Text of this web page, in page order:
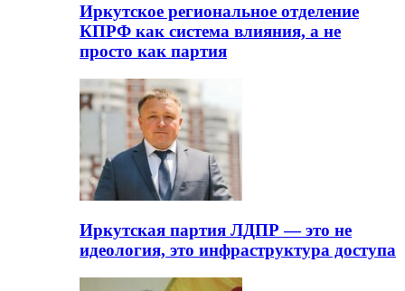
Иркутское региональное отделение
КПРФ как система влияния, а не
просто как партия
Иркутская партия ЛДПР — это не
идеология, это инфраструктура доступа